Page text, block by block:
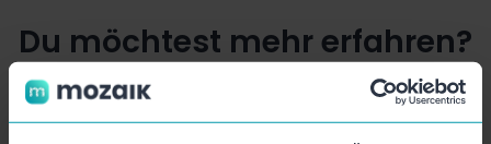
Du möchtest mehr erfahren?
Vereinbare eine persönliche Demo oder teste Mozaik
14 Tage kostenfrei.